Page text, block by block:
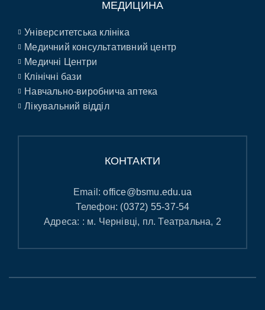
МЕДИЦИНА
Університетська клініка
Медичний консультативний центр
Медичні Центри
Клінічні бази
Навчально-виробнича аптека
Лікувальний відділ
КОНТАКТИ
Email:office@bsmu.edu.ua
Телефон: (0372) 55-37-54
Адреса: : м. Чернівці, пл. Театральна, 2